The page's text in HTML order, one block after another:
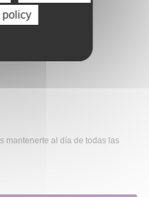
mantenerte al día de todas las
policy